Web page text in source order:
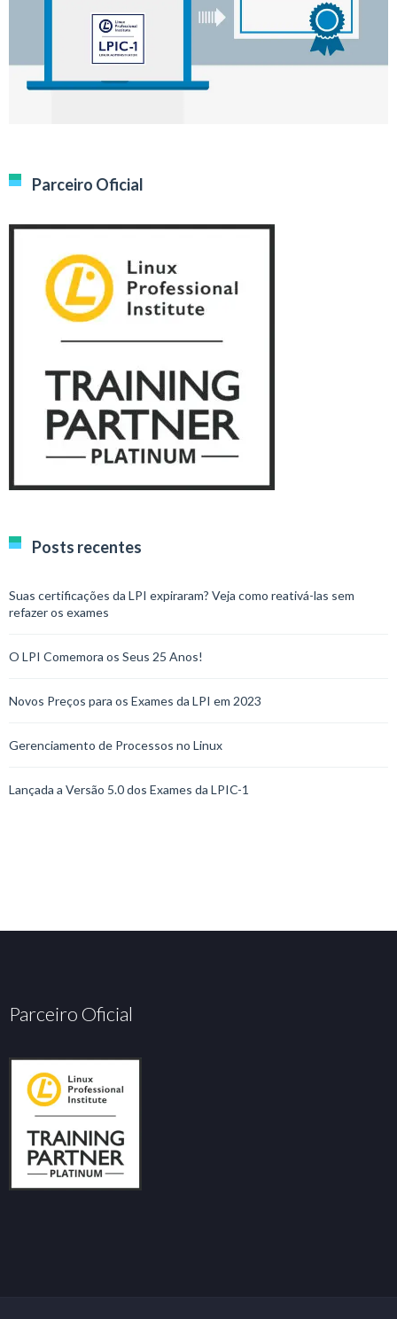
Parceiro Oficial
Posts recentes
Suas certificações da LPI expiraram? Veja como reativá-las sem
refazer os exames
O LPI Comemora os Seus 25 Anos!
Novos Preços para os Exames da LPI em 2023
Gerenciamento de Processos no Linux
Lançada a Versão 5.0 dos Exames da LPIC-1
Parceiro Oficial